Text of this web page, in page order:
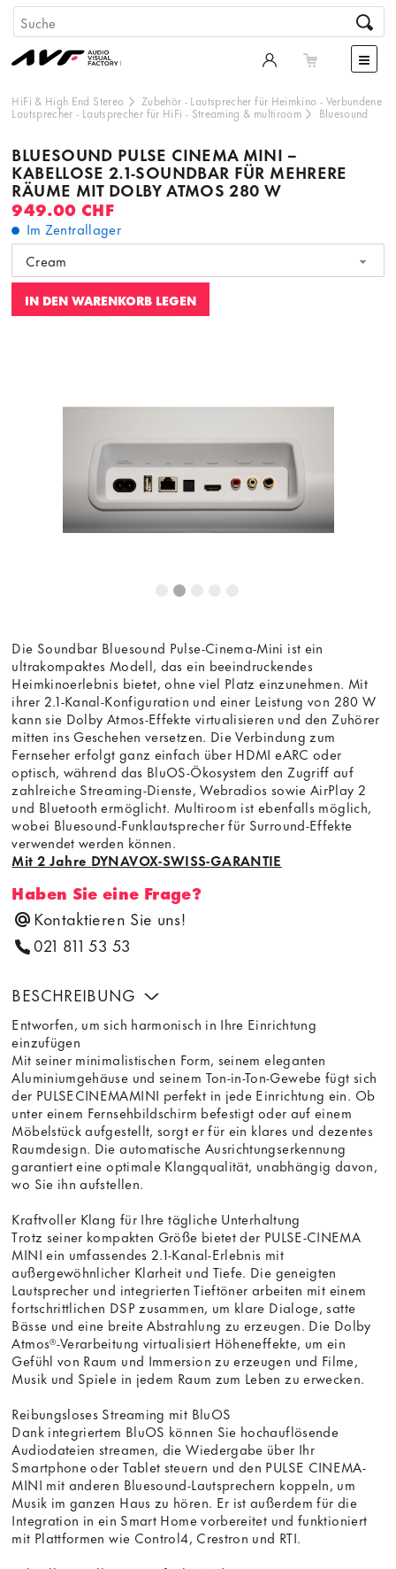
HiFi & High End Stereo Zubehör - Lautsprecher für Heimkino - Verbundene
Lautsprecher - Lautsprecher für HiFi - Streaming & multiroom Bluesound
BLUESOUND PULSE CINEMA MINI –
KABELLOSE 2.1-SOUNDBAR FÜR MEHRERE
RÄUME MIT DOLBY ATMOS 280 W
949.00 CHF
Im Zentrallager
Cream
IN DEN WARENKORB LEGEN
Dieser Inhalt wird von einer dritten Partei gehostet. Durch
von youtube.com.
Video laden Frag nicht mehr
Die Soundbar Bluesound Pulse-Cinema-Mini ist ein
ultrakompaktes Modell, das ein beeindruckendes
Heimkinoerlebnis bietet, ohne viel Platz einzunehmen. Mit
ihrer 2.1-Kanal-Konfiguration und einer Leistung von 280 W
kann sie Dolby Atmos-Effekte virtualisieren und den Zuhörer
mitten ins Geschehen versetzen. Die Verbindung zum
Fernseher erfolgt ganz einfach über HDMI eARC oder
optisch, während das BluOS-Ökosystem den Zugriff auf
zahlreiche Streaming-Dienste, Webradios sowie AirPlay 2
und Bluetooth ermöglicht. Multiroom ist ebenfalls möglich,
wobei Bluesound-Funklautsprecher für Surround-Effekte
verwendet werden können.
Mit 2 Jahre DYNAVOX-SWISS-GARANTIE
Haben Sie eine Frage?
Kontaktieren Sie uns!
021 811 53 53
BESCHREIBUNG
Entworfen, um sich harmonisch in Ihre Einrichtung
einzufügen
Mit seiner minimalistischen Form, seinem eleganten
Aluminiumgehäuse und seinem Ton-in-Ton-Gewebe fügt sich
der PULSECINEMAMINI perfekt in jede Einrichtung ein. Ob
unter einem Fernsehbildschirm befestigt oder auf einem
Möbelstück aufgestellt, sorgt er für ein klares und dezentes
Raumdesign. Die automatische Ausrichtungserkennung
garantiert eine optimale Klangqualität, unabhängig davon,
wo Sie ihn aufstellen.
Kraftvoller Klang für Ihre tägliche Unterhaltung
Trotz seiner kompakten Größe bietet der PULSE-CINEMA
MINI ein umfassendes 2.1-Kanal-Erlebnis mit
außergewöhnlicher Klarheit und Tiefe. Die geneigten
Lautsprecher und integrierten Tieftöner arbeiten mit einem
fortschrittlichen DSP zusammen, um klare Dialoge, satte
Bässe und eine breite Abstrahlung zu erzeugen. Die Dolby
Atmos®-Verarbeitung virtualisiert Höheneffekte, um ein
Gefühl von Raum und Immersion zu erzeugen und Filme,
Musik und Spiele in jedem Raum zum Leben zu erwecken.
Reibungsloses Streaming mit BluOS
Dank integriertem BluOS können Sie hochauflösende
Audiodateien streamen, die Wiedergabe über Ihr
Smartphone oder Tablet steuern und den PULSE CINEMA-
MINI mit anderen Bluesound-Lautsprechern koppeln, um
Musik im ganzen Haus zu hören. Er ist außerdem für die
Integration in ein Smart Home vorbereitet und funktioniert
mit Plattformen wie Control4, Crestron und RTI.